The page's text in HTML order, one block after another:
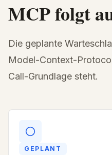
MCP folgt
Die geplante
Model-Context-
Call-Grundlage steht.
GEPLANT